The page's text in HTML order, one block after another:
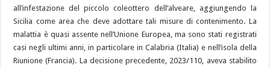
all’infestazione del piccolo coleottero dell’alveare, aggiungendo la
Sicilia come area che deve adottare tali misure di contenimento. La
malattia è quasi assente nell’Unione Europea, ma sono stati registrati
casi negli ultimi anni, in particolare in Calabria (Italia) e nell’isola della
Riunione (Francia). La decisione precedente, 2023/110, aveva stabilito